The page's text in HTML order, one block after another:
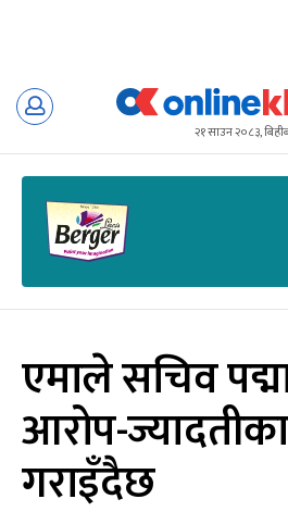
Skip
२१ साउन २०८३,
एमाले सचिव
आरोप-
गराइँदैछ